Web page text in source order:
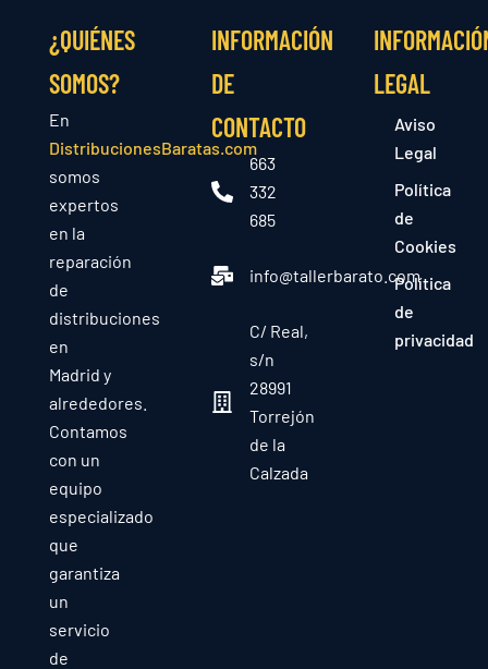
¿QUIÉNES
SOMOS?
En
DistribucionesBaratas.com
somos
expertos
en la
reparación
de
distribuciones
en
Madrid y
alrededores.
Contamos
con un
equipo
especializado
que
garantiza
un
servicio
de
INFORMACIÓN
DE
CONTACTO
663
332
685
info@tallerbarato.com
C/ Real,
s/n
28991
Torrejón
de la
Calzada
LEGAL
Aviso
Legal
Política
de
Cookies
Política
de
privacidad